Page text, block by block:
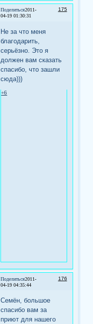
Поделиться 175
2011-
04-19 01:30:31
Не за что меня
благодарить,
серьёзно. Это я
должен вам сказать
спасибо, что зашли
сюда)))
+6
Поделиться 176
2011-
04-19 04:35:44
Семён, большое
спасибо вам за
приют для нашего